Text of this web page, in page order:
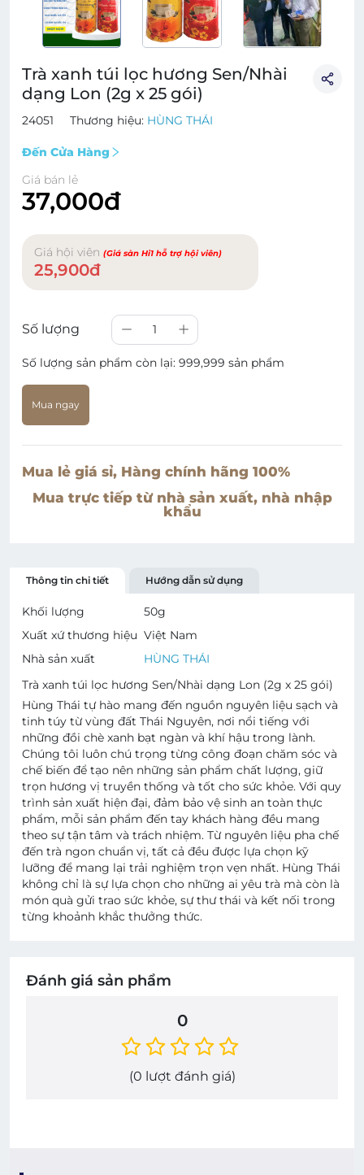
Trà xanh túi lọc hương Sen/Nhài
dạng Lon (2g x 25 gói)
24051 Thương hiệu: HÙNG THÁI
Đến Cửa Hàng
Giá bán lẻ
37,000đ
Giá hội viên (Giá sàn Hi1 hỗ trợ hội viên)
25,900đ
Số lượng 1
Số lượng sản phẩm còn lại: 999,999 sản phẩm
Mua ngay
Mua lẻ giá sỉ, Hàng chính hãng 100%
Mua trực tiếp từ nhà sản xuất, nhà nhập
khẩu
Thông tin chi tiết Hướng dẫn sử dụng
Khối lượng 50g
Xuất xứ thương hiệu Việt Nam
Nhà sản xuất
HÙNG THÁI
Trà xanh túi lọc hương Sen/Nhài dạng Lon (2g x 25 gói)
Hùng Thái tự hào mang đến nguồn nguyên liệu sạch và
tinh túy từ vùng đất Thái Nguyên, nơi nổi tiếng với
những đồi chè xanh bạt ngàn và khí hậu trong lành.
Chúng tôi luôn chú trọng từng công đoạn chăm sóc và
chế biến để tạo nên những sản phẩm chất lượng, giữ
trọn hương vị truyền thống và tốt cho sức khỏe. Với quy
trình sản xuất hiện đại, đảm bảo vệ sinh an toàn thực
phẩm, mỗi sản phẩm đến tay khách hàng đều mang
theo sự tận tâm và trách nhiệm. Từ nguyên liệu pha chế
đến trà ngon chuẩn vị, tất cả đều được lựa chọn kỹ
lưỡng để mang lại trải nghiệm trọn vẹn nhất. Hùng Thái
không chỉ là sự lựa chọn cho những ai yêu trà mà còn là
món quà gửi trao sức khỏe, sự thư thái và kết nối trong
từng khoảnh khắc thưởng thức.
Đánh giá sản phẩm
0
(0 lượt đánh giá)